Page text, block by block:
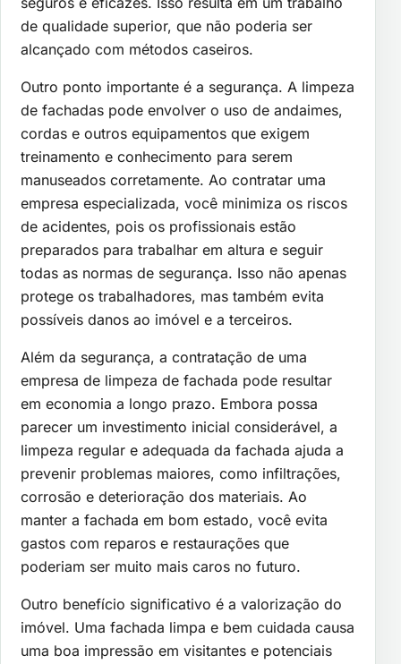
de qualidade superior, que não poderia ser
alcançado com métodos caseiros.
Outro ponto importante é a segurança. A limpeza
de fachadas pode envolver o uso de andaimes,
cordas e outros equipamentos que exigem
treinamento e conhecimento para serem
manuseados corretamente. Ao contratar uma
empresa especializada, você minimiza os riscos
de acidentes, pois os profissionais estão
preparados para trabalhar em altura e seguir
todas as normas de segurança. Isso não apenas
protege os trabalhadores, mas também evita
possíveis danos ao imóvel e a terceiros.
Além da segurança, a contratação de uma
empresa de limpeza de fachada pode resultar
em economia a longo prazo. Embora possa
parecer um investimento inicial considerável, a
limpeza regular e adequada da fachada ajuda a
prevenir problemas maiores, como infiltrações,
corrosão e deterioração dos materiais. Ao
manter a fachada em bom estado, você evita
gastos com reparos e restaurações que
poderiam ser muito mais caros no futuro.
Outro benefício significativo é a valorização do
imóvel. Uma fachada limpa e bem cuidada causa
uma boa impressão em visitantes e potenciais